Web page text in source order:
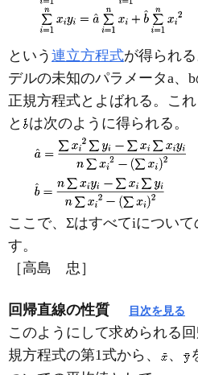
という 連立方程式が得られ
デルの未知のパラメータa、
正規方程式とよばれる。こ
と
は次のように得られる。
ここで、Σはすべてiについ
す。
［高島 忠］
回帰直線の性質 目次を見る
このようにして求められる
規方程式の第1式から、
、